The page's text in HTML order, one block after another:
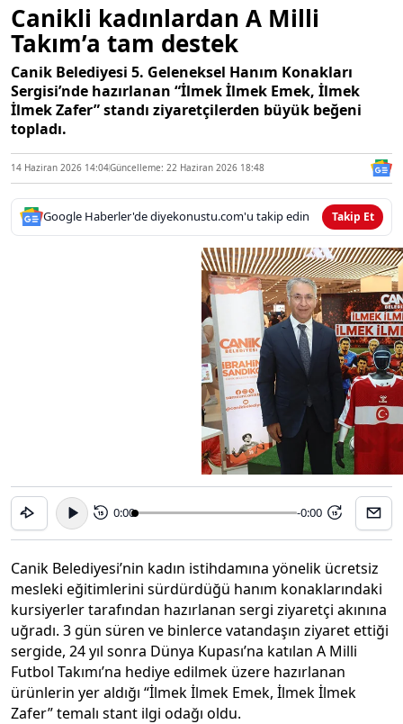
Canikli kadınlardan A Milli
Takım’a tam destek
Canik Belediyesi 5. Geleneksel Hanım Konakları
Sergisi’nde hazırlanan “İlmek İlmek Emek, İlmek
İlmek Zafer” standı ziyaretçilerden büyük beğeni
topladı.
14 Haziran 2026 14:04Güncelleme: 22 Haziran 2026 18:48
Google Haberler'de diyekonustu.com'u takip edin Takip Et
15 0:00 -0:00 15
Canik Belediyesi’nin kadın istihdamına yönelik ücretsiz
mesleki eğitimlerini sürdürdüğü hanım konaklarındaki
kursiyerler tarafından hazırlanan sergi ziyaretçi akınına
uğradı. 3 gün süren ve binlerce vatandaşın ziyaret ettiği
sergide, 24 yıl sonra Dünya Kupası’na katılan A Milli
Futbol Takımı’na hediye edilmek üzere hazırlanan
ürünlerin yer aldığı “İlmek İlmek Emek, İlmek İlmek
Zafer” temalı stant ilgi odağı oldu.